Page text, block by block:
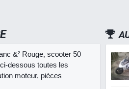
&² Rouge, scooter 50
dessous toutes les
moteur, pièces